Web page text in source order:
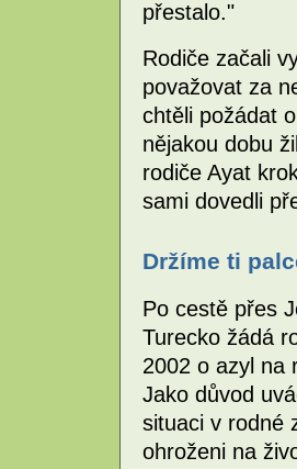
přestalo."
Rodiče začali
považovat za
chtěli požádat
nějakou dobu
rodiče Ayat
sami dovedli
Držíme ti
Po cestě přes
Turecko žádá
2002 o azyl na
Jako důvod
situaci v rodné
ohroženi na